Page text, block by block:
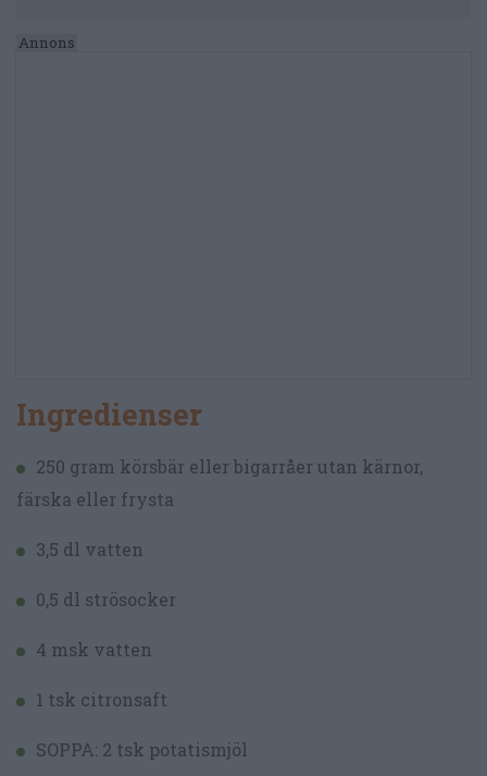
Ingredienser
250 gram körsbär eller bigarråer utan kärnor,
färska eller frysta
3,5 dl vatten
0,5 dl strösocker
4 msk vatten
1 tsk citronsaft
SOPPA: 2 tsk potatismjöl